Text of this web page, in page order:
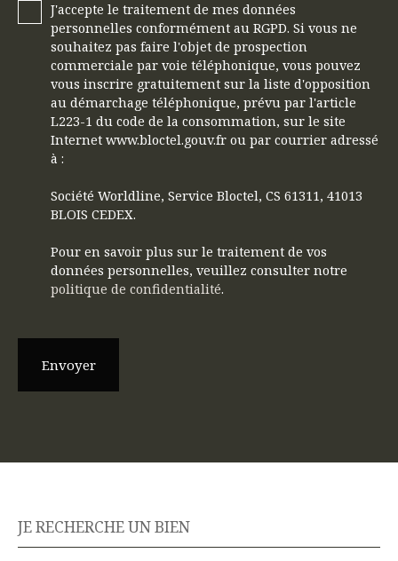
J'accepte le traitement de mes données
personnelles conformément au RGPD. Si vous ne
souhaitez pas faire l'objet de prospection
commerciale par voie téléphonique, vous pouvez
vous inscrire gratuitement sur la liste d'opposition
au démarchage téléphonique, prévu par l'article
L223-1 du code de la consommation, sur le site
Internet www.bloctel.gouv.fr ou par courrier adressé
à :
Société Worldline, Service Bloctel, CS 61311, 41013
BLOIS CEDEX.
Pour en savoir plus sur le traitement de vos
données personnelles, veuillez consulter notre
politique de confidentialité.
Envoyer
JE RECHERCHE UN BIEN